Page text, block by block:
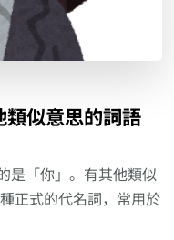
類似意思的詞語
是「你」。有其他類似
正式的代名詞，常用於